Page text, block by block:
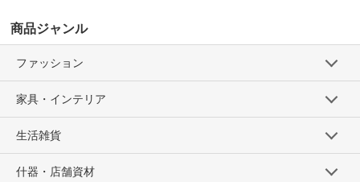
商品ジャンル
ファッション
家具・インテリア
生活雑貨
什器・店舗資材